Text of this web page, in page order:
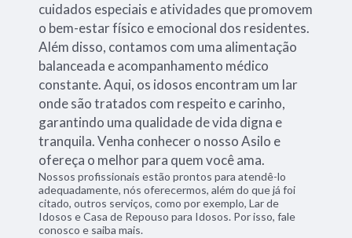
cuidados especiais e atividades que promovem
o bem-estar físico e emocional dos residentes.
Além disso, contamos com uma alimentação
balanceada e acompanhamento médico
constante. Aqui, os idosos encontram um lar
onde são tratados com respeito e carinho,
garantindo uma qualidade de vida digna e
tranquila. Venha conhecer o nosso Asilo e
ofereça o melhor para quem você ama.
Nossos profissionais estão prontos para atendê-lo
adequadamente, nós oferecermos, além do que já foi
citado, outros serviços, como por exemplo, Lar de
Idosos e Casa de Repouso para Idosos. Por isso, fale
conosco e saiba mais.